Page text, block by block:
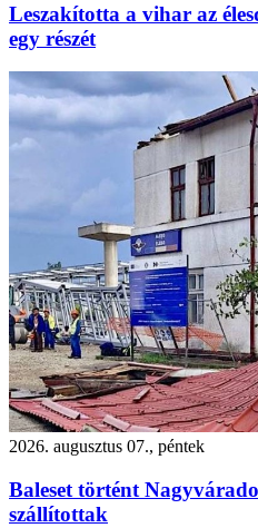
Leszakította a vihar az
egy részét
2026. augusztus 07., péntek
Baleset történt
szállítottak